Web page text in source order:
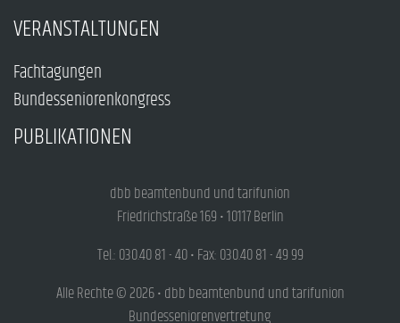
VERANSTALTUNGEN
Fachtagungen
Bundesseniorenkongress
PUBLIKATIONEN
dbb beamtenbund und tarifunion
Friedrichstraße 169 • 10117 Berlin
Tel.: 030.40 81 - 40 • Fax: 030.40 81 - 49 99
Alle Rechte © 2026 • dbb beamtenbund und tarifunion
Bundesseniorenvertretung